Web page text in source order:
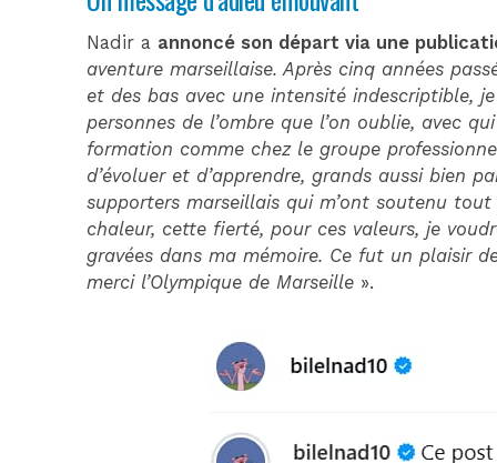
Nadir a annoncé son départ via une
aventure marseillaise. Après cinq années
et des bas avec une intensité indescriptible,
personnes de l’ombre que l’on oublie, avec
formation comme chez le groupe
d’évoluer et d’apprendre, grands aussi bien
supporters marseillais qui m’ont soutenu
chaleur, cette fierté, pour ces valeurs, je
gravées dans ma mémoire. Ce fut un plaisir
merci l’Olympique de Marseille ».